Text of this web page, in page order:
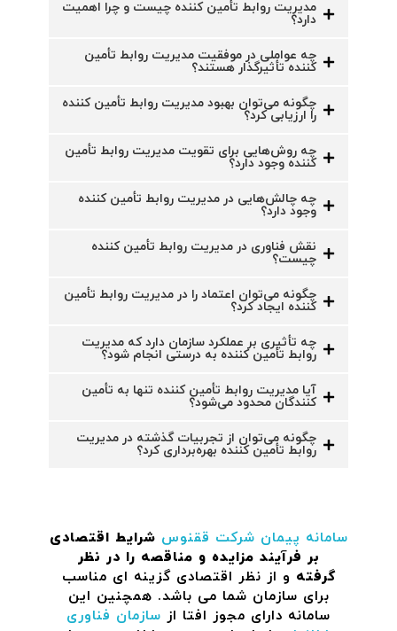
مدیریت روابط تأمین‌ کننده چیست و چرا اهمیت
دارد؟
چه عواملی در موفقیت مدیریت روابط تأمین‌
کننده تأثیرگذار هستند؟
چگونه می‌توان بهبود مدیریت روابط تأمین‌ کننده
را ارزیابی کرد؟
چه روش‌هایی برای تقویت مدیریت روابط تأمین‌
کننده وجود دارد؟
چه چالش‌هایی در مدیریت روابط تأمین‌ کننده
وجود دارد؟
نقش فناوری در مدیریت روابط تأمین‌ کننده
چیست؟
چگونه می‌توان اعتماد را در مدیریت روابط تأمین‌
کننده ایجاد کرد؟
چه تأثیری بر عملکرد سازمان دارد که مدیریت
روابط تأمین‌ کننده به درستی انجام شود؟
آیا مدیریت روابط تأمین‌ کننده تنها به تأمین
‌کنندگان محدود می‌شود؟
چگونه می‌توان از تجربیات گذشته در مدیریت
روابط تأمین‌ کننده بهره‌برداری کرد؟
سامانه پیمان شرکت ققنوس شرایط اقتصادی
بر فرآیند مزایده و مناقصه را در نظر
گرفته و از نظر اقتصادی گزینه ای مناسب
برای سازمان شما می باشد. همچنین این
سامانه دارای مجوز افتا از سازمان فناوری